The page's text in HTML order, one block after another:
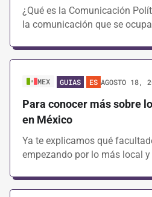
¿Qué es la Comunicación
la comunicación que se
MEX GUIAS ES AGOSTO 18,
Para conocer más sobre
en México
Ya te explicamos qué
empezando por lo más local